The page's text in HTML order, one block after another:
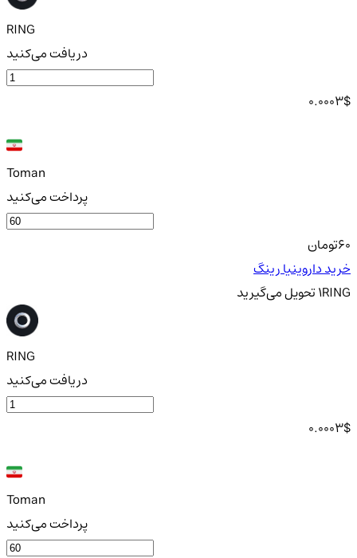
RING
دریافت می‌کنید
0.0003$
Toman
پرداخت می‌کنید
60تومان
خرید داروینیا رینگ
1RINGتحویلمی‌گیرید
RING
دریافت می‌کنید
0.0003$
Toman
پرداخت می‌کنید